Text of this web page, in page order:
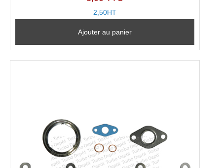
2,50HT
Ajouter au panier